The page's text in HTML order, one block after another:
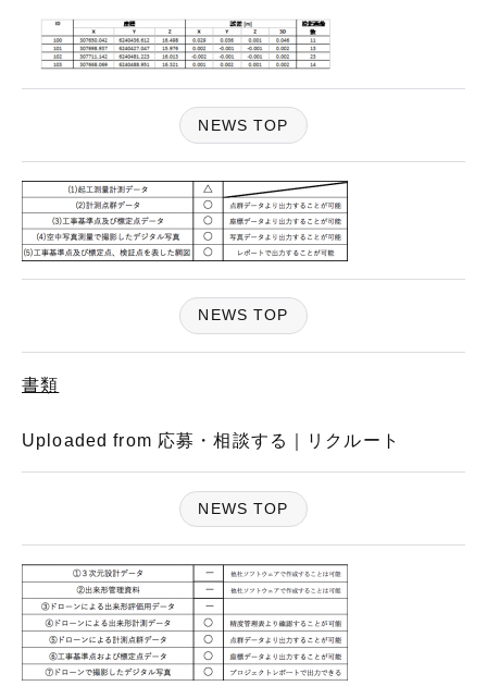
NEWS TOP
NEWS TOP
書類
Uploaded from 応募・相談する｜リクルート
NEWS TOP